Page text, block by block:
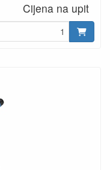
Cijena na upit